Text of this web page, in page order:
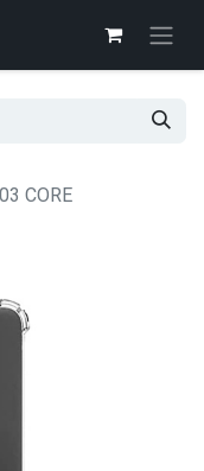
CORE